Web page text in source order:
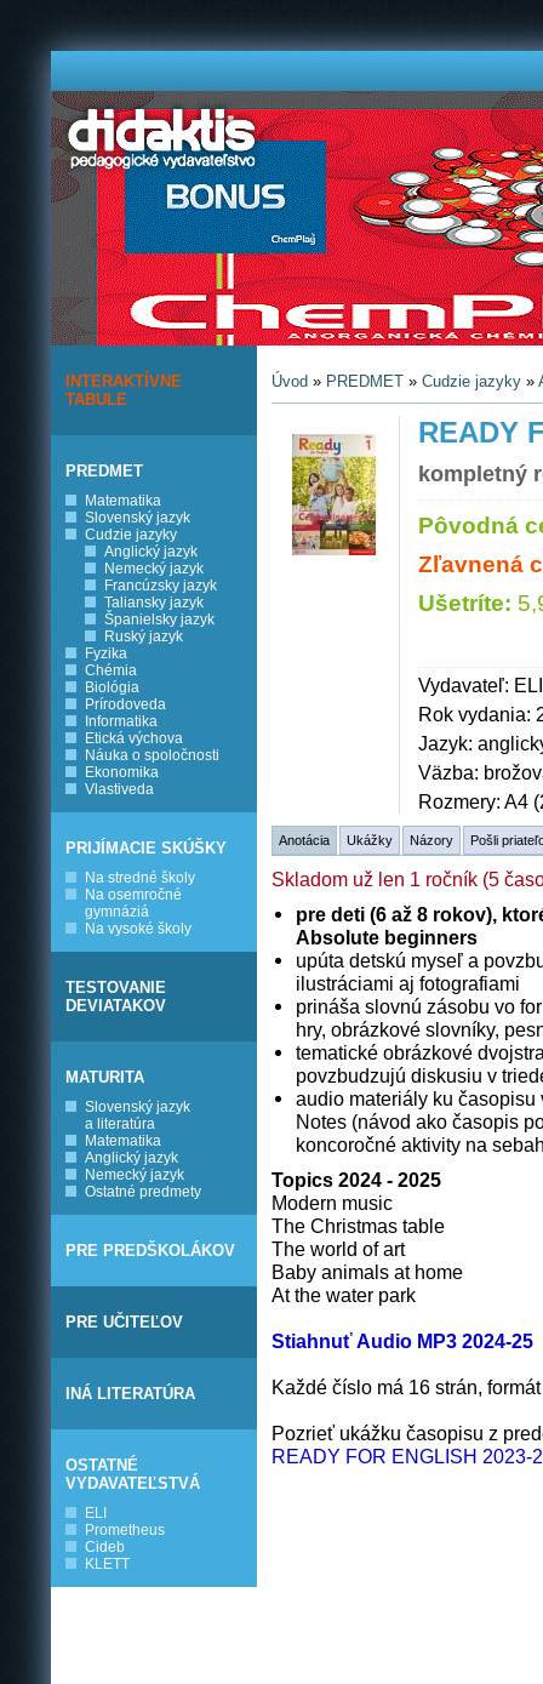
INTERAKTÍVNE
TABULE
PREDMET
Matematika
Slovenský jazyk
Cudzie jazyky
Anglický jazyk
Nemecký jazyk
Francúzsky jazyk
Taliansky jazyk
Španielsky jazyk
Ruský jazyk
Fyzika
Chémia
Biológia
Prírodoveda
Informatika
Etická výchova
Náuka o spoločnosti
Ekonomika
Vlastiveda
PRIJÍMACIE SKÚŠKY
Na stredné školy
Na osemročné
gymnáziá
Na vysoké školy
TESTOVANIE
DEVIATAKOV
MATURITA
Slovenský jazyk
a literatúra
Matematika
Anglický jazyk
Nemecký jazyk
Ostatné predmety
PRE PREDŠKOLÁKOV
PRE UČITEĽOV
INÁ LITERATÚRA
OSTATNÉ
VYDAVATEĽSTVÁ
ELI
Prometheus
Cideb
KLETT
Úvod » PREDMET » Cudzie jazyky »
READY
kompletný
Pôvodná
Zľavnená
Ušetríte:
Vydavateľ: ELI
Rok vydania:
Jazyk:
Väzba:
Rozmery: A4
Anotácia Ukážky Názory Pošli
Skladom už len 1 ročník (5
pre deti (6 až 8 rokov),
Absolute beginners
upúta detskú myseľ a
ilustráciami aj fotografiami
prináša slovnú zásobu vo
hry, obrázkové slovníky,
tematické obrázkové
povzbudzujú diskusiu v
audio materiály ku časopisu
Notes (návod ako časopis
koncoročné aktivity na
Topics 2024 - 2025
Modern music
The Christmas table
The world of art
Baby animals at home
At the water park
Stiahnuť Audio MP3 2024-25
Každé číslo má 16 strán,
Pozrieť ukážku časopisu z
READY FOR ENGLISH 2023-